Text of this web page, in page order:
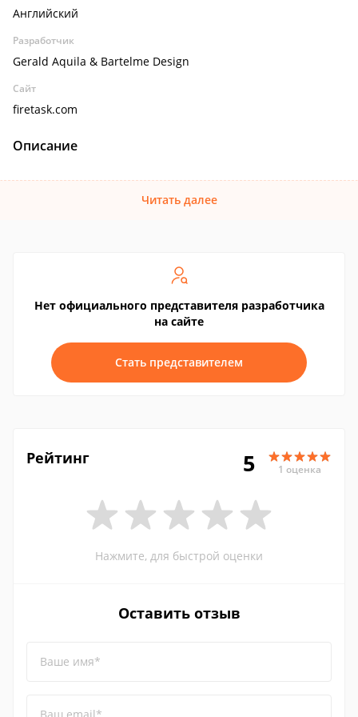
Английский
Разработчик
Gerald Aquila & Bartelme Design
Сайт
firetask.com
Описание
Читать далее
Нет официального представителя разработчика
на сайте
Стать представителем
Рейтинг 5 1 оценка
Нажмите, для быстрой оценки
Оставить отзыв
Ваше имя*